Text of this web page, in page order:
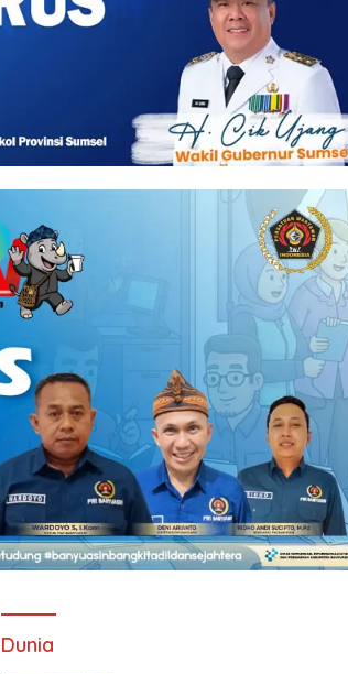
Dunia